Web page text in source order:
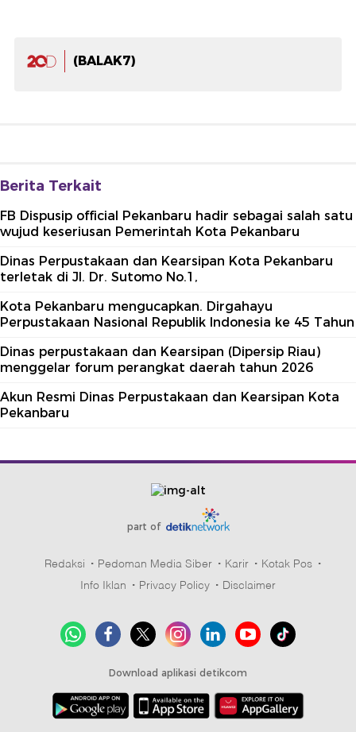
(BALAK7)
Berita Terkait
FB Dispusip official Pekanbaru hadir sebagai salah satu
wujud keseriusan Pemerintah Kota Pekanbaru
Dinas Perpustakaan dan Kearsipan Kota Pekanbaru
terletak di Jl. Dr. Sutomo No.1,
Kota Pekanbaru mengucapkan. Dirgahayu
Perpustakaan Nasional Republik Indonesia ke 45 Tahun
Dinas perpustakaan dan Kearsipan (Dipersip Riau)
menggelar forum perangkat daerah tahun 2026
Akun Resmi Dinas Perpustakaan dan Kearsipan Kota
Pekanbaru
part of
Redaksi Pedoman Media Siber Karir
Kotak Pos
Info Iklan
Privacy Policy Disclaimer
Download aplikasi detikcom